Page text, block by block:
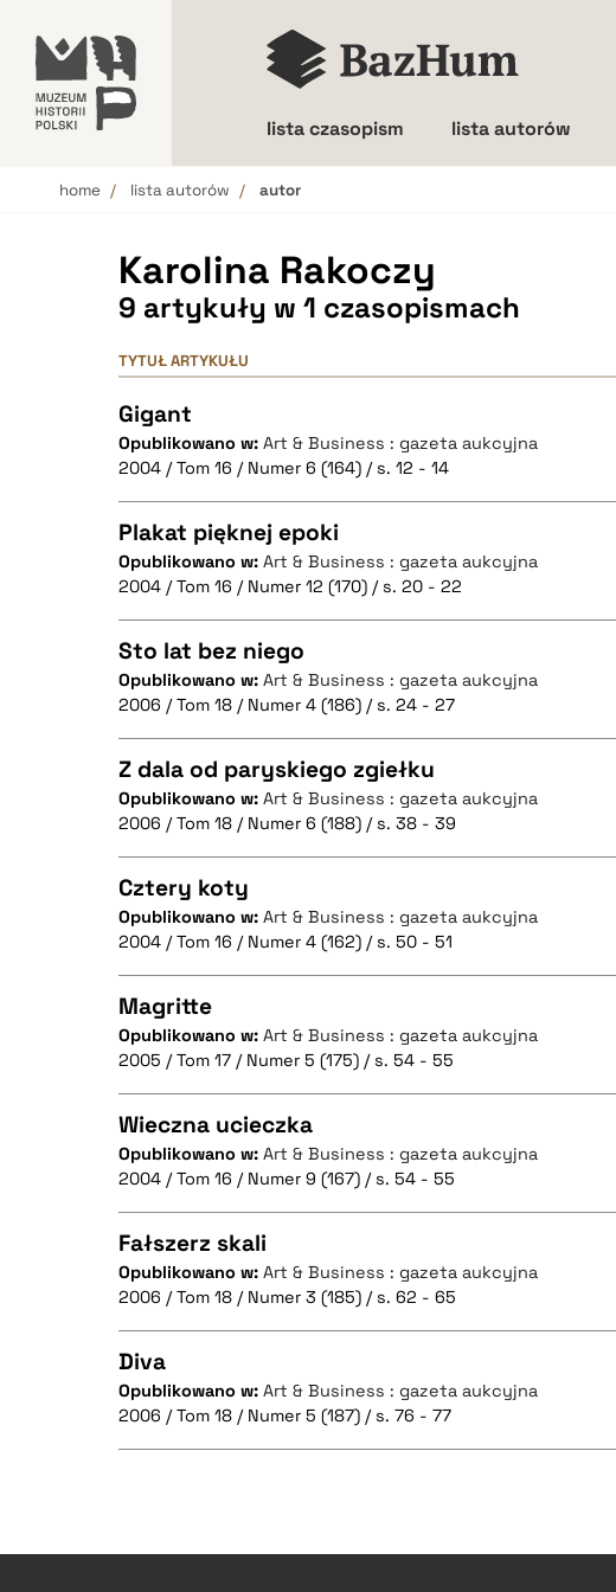
lista czasopism lista autorów
home lista autorów autor
Karolina Rakoczy
9 artykuły w 1 czasopismach
TYTUŁ ARTYKUŁU
Gigant
Opublikowano w: Art & Business : gazeta aukcyjna
2004 / Tom 16 / Numer 6 (164) / s. 12 - 14
CZYSTY TEKST
BIBTEX
Plakat pięknej epoki
Opublikowano w: Art & Business : gazeta aukcyjna
2004 / Tom 16 / Numer 12 (170) / s. 20 - 22
CZYSTY TEKST
BIBTEX
Sto lat bez niego
Opublikowano w: Art & Business : gazeta aukcyjna
2006 / Tom 18 / Numer 4 (186) / s. 24 - 27
CZYSTY TEKST
BIBTEX
Z dala od paryskiego zgiełku
Opublikowano w: Art & Business : gazeta aukcyjna
2006 / Tom 18 / Numer 6 (188) / s. 38 - 39
CZYSTY TEKST
BIBTEX
Cztery koty
Opublikowano w: Art & Business : gazeta aukcyjna
2004 / Tom 16 / Numer 4 (162) / s. 50 - 51
CZYSTY TEKST
BIBTEX
Magritte
Opublikowano w: Art & Business : gazeta aukcyjna
2005 / Tom 17 / Numer 5 (175) / s. 54 - 55
CZYSTY TEKST
BIBTEX
Wieczna ucieczka
Opublikowano w: Art & Business : gazeta aukcyjna
2004 / Tom 16 / Numer 9 (167) / s. 54 - 55
CZYSTY TEKST
BIBTEX
Fałszerz skali
Opublikowano w: Art & Business : gazeta aukcyjna
2006 / Tom 18 / Numer 3 (185) / s. 62 - 65
CZYSTY TEKST
BIBTEX
Diva
Opublikowano w: Art & Business : gazeta aukcyjna
2006 / Tom 18 / Numer 5 (187) / s. 76 - 77